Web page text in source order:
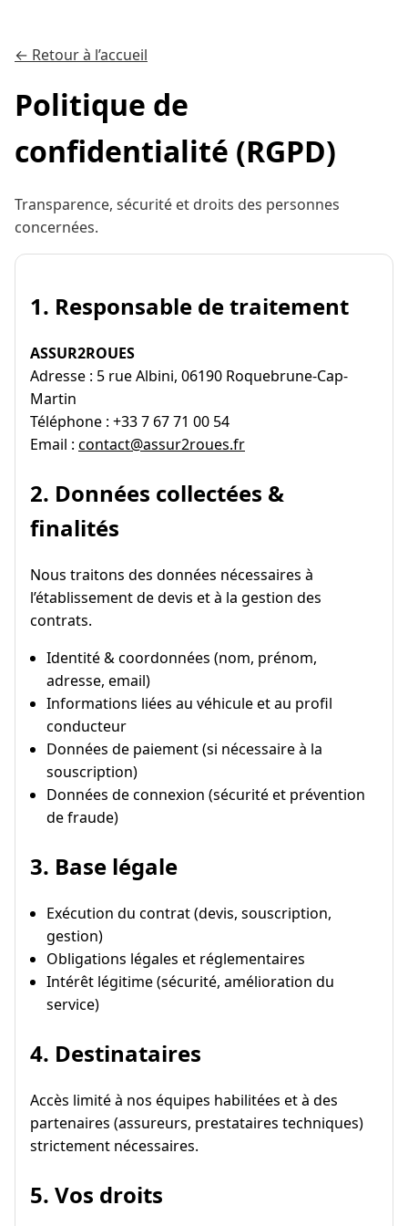
← Retour à l’accueil
Politique de
confidentialité (RGPD)
Transparence, sécurité et droits des personnes
concernées.
1. Responsable de traitement
ASSUR2ROUES
Adresse : 5 rue Albini, 06190 Roquebrune-Cap-
Martin
Téléphone : +33 7 67 71 00 54
Email : contact@assur2roues.fr
2. Données collectées &
finalités
Nous traitons des données nécessaires à
l’établissement de devis et à la gestion des
contrats.
Identité & coordonnées (nom, prénom,
adresse, email)
Informations liées au véhicule et au profil
conducteur
Données de paiement (si nécessaire à la
souscription)
Données de connexion (sécurité et prévention
de fraude)
3. Base légale
Exécution du contrat (devis, souscription,
gestion)
Obligations légales et réglementaires
Intérêt légitime (sécurité, amélioration du
service)
4. Destinataires
Accès limité à nos équipes habilitées et à des
partenaires (assureurs, prestataires techniques)
strictement nécessaires.
5. Vos droits